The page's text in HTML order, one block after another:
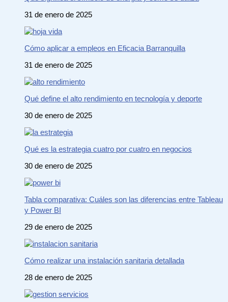
31 de enero de 2025
Cómo aplicar a empleos en Eficacia Barranquilla
31 de enero de 2025
Qué define el alto rendimiento en tecnología y deporte
30 de enero de 2025
Qué es la estrategia cuatro por cuatro en negocios
30 de enero de 2025
Tabla comparativa: Cuáles son las diferencias entre Tableau
y Power BI
29 de enero de 2025
Cómo realizar una instalación sanitaria detallada
28 de enero de 2025